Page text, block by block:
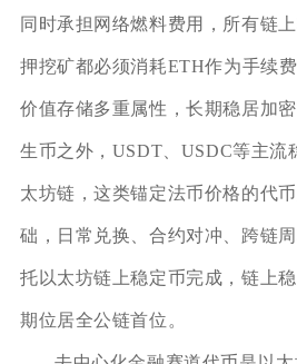
同时承担网络燃料费用，所有链
押挖矿都必须消耗ETH作为手续
价值存储多重属性，长期稳居加
生币之外，USDT、USDC等主流
太坊链，这类锚定法币价格的代
础，日常兑换、合约对冲、跨链
托以太坊链上稳定币完成，链上
期位居全公链首位。